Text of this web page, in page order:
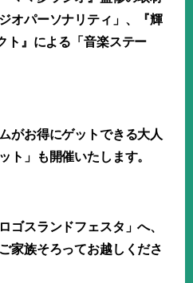
オパーソナリティ」、『輝
ト』による「音楽ステー
がお得にゲットできる大人
ト」も開催いたします。
ゴスランドフェスタ」へ、
家族そろってお越しくださ